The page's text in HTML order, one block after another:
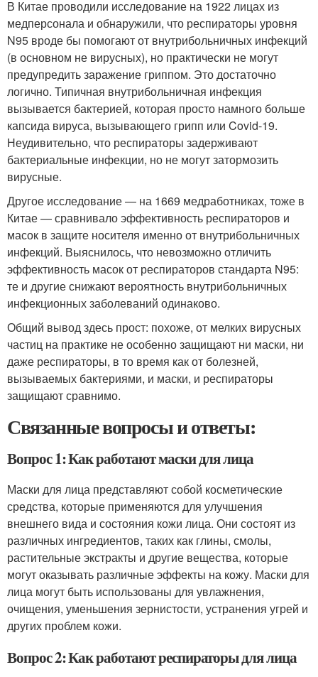
В Китае проводили исследование на 1922 лицах из
медперсонала и обнаружили, что респираторы уровня
N95 вроде бы помогают от внутрибольничных инфекций
(в основном не вирусных), но практически не могут
предупредить заражение гриппом. Это достаточно
логично. Типичная внутрибольничная инфекция
вызывается бактерией, которая просто намного больше
капсида вируса, вызывающего грипп или Covid-19.
Неудивительно, что респираторы задерживают
бактериальные инфекции, но не могут затормозить
вирусные.
Другое исследование — на 1669 медработниках, тоже в
Китае — сравнивало эффективность респираторов и
масок в защите носителя именно от внутрибольничных
инфекций. Выяснилось, что невозможно отличить
эффективность масок от респираторов стандарта N95:
те и другие снижают вероятность внутрибольничных
инфекционных заболеваний одинаково.
Общий вывод здесь прост: похоже, от мелких вирусных
частиц на практике не особенно защищают ни маски, ни
даже респираторы, в то время как от болезней,
вызываемых бактериями, и маски, и респираторы
защищают сравнимо.
Связанные вопросы и ответы:
Вопрос 1: Как работают маски для лица
Маски для лица представляют собой косметические
средства, которые применяются для улучшения
внешнего вида и состояния кожи лица. Они состоят из
различных ингредиентов, таких как глины, смолы,
растительные экстракты и другие вещества, которые
могут оказывать различные эффекты на кожу. Маски для
лица могут быть использованы для увлажнения,
очищения, уменьшения зернистости, устранения угрей и
других проблем кожи.
Вопрос 2: Как работают респираторы для лица